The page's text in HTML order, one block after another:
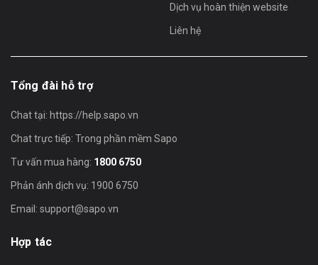
Dịch vụ hoàn thiện website
Liên hệ
Tổng đài hỗ trợ
Chat tại: https://help.sapo.vn
Chat trực tiếp: Trong phần mềm Sapo
Tư vấn mua hàng: 1800 6750
Phản ánh dịch vụ: 1900 6750
Email: support@sapo.vn
Hợp tác